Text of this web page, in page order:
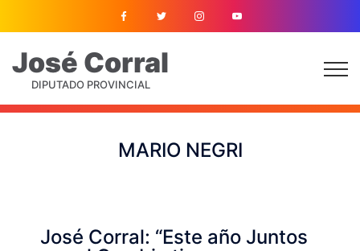
José Corral
DIPUTADO PROVINCIAL
MARIO NEGRI
José Corral: “Este año Juntos